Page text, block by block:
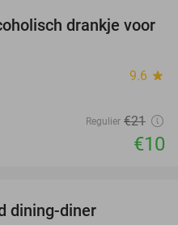
52%
drankje voor
9.6 star
Regulier €21
€10
dining-diner